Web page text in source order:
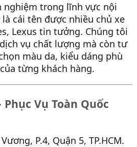
nghiệm trong lĩnh vực nội
là cái tên được nhiều chủ xe
Lexus tin tưởng. Chúng tôi
vụ chất lượng mà còn tư
màu da, kiểu dáng phù
từng khách hàng.
Phục Vụ Toàn Quốc
P.4, Quận 5, TP.HCM.